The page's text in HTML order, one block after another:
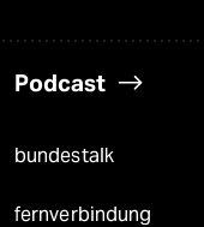
Podcast
bundestalk
fernverbindung